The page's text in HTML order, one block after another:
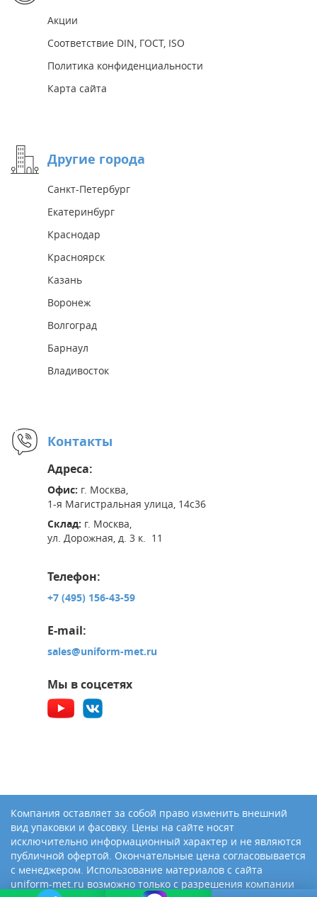
Акции
Соответствие DIN, ГОСТ, ISO
Политика конфиденциальности
Карта сайта
Другие города
Санкт-Петербург
Екатеринбург
Краснодар
Красноярск
Казань
Воронеж
Волгоград
Барнаул
Владивосток
Контакты
Адреса:
Офис: г. Москва,
1-я Магистральная улица, 14с36
Склад: г. Москва,
ул. Дорожная, д. 3 к. 11
Телефон:
+7 (495) 156-43-59
E-mail:
sales@uniform-met.ru
Мы в соцсетях
Компания оставляет за собой право изменить внешний
вид упаковки и фасовку. Цены на сайте носят
исключительно информационный характер и не являются
публичной офертой. Окончательные цена согласовывается
с менеджером. Использование материалов с сайта
uniform-met.ru возможно только с разрешения компании